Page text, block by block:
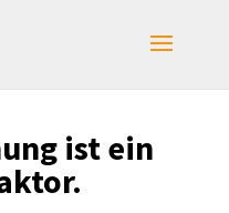
ist ein